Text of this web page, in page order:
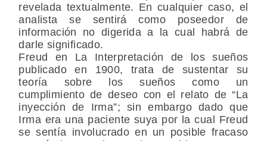
revelada textualmente. En cualquier caso, el
analista se sentirá como poseedor de
información no digerida a la cual habrá de
darle significado.
Freud en La Interpretación de los sueños
publicado en 1900, trata de sustentar su
teoría sobre los sueños como un
cumplimiento de deseo con el relato de “La
inyección de Irma”; sin embargo dado que
Irma era una paciente suya por la cual Freud
se sentía involucrado en un posible fracaso